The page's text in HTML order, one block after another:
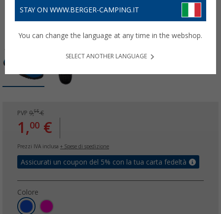
PVP 9,95€
1,00 €
Prezzi IVA inclusa + Spese di spedizione
Assicurati un coupon del 5% con la tua carta fedeltà
Colore
STAY ON WWW.BERGER-CAMPING.IT
You can change the language at any time in the webshop.
SELECT ANOTHER LANGUAGE